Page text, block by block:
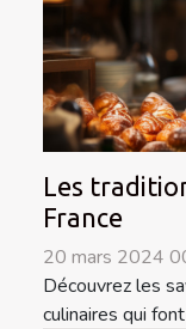
Les
France
20 mars 2024
Découvrez les
culinaires qui